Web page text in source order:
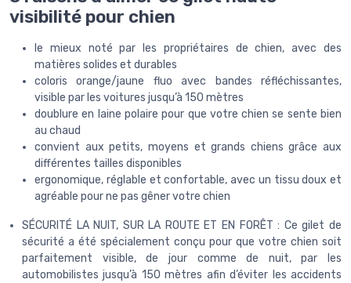
visibilité pour chien
le mieux noté par les propriétaires de chien, avec des
matières solides et durables
coloris orange/jaune fluo avec bandes réfléchissantes,
visible par les voitures jusqu’à 150 mètres
doublure en laine polaire pour que votre chien se sente bien
au chaud
convient aux petits, moyens et grands chiens grâce aux
différentes tailles disponibles
ergonomique, réglable et confortable, avec un tissu doux et
agréable pour ne pas gêner votre chien
SÉCURITÉ LA NUIT, SUR LA ROUTE ET EN FORÊT : Ce gilet de
sécurité a été spécialement conçu pour que votre chien soit
parfaitement visible, de jour comme de nuit, par les
automobilistes jusqu’à 150 mètres afin d’éviter les accidents